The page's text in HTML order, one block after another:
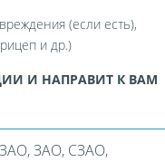
(если есть),
и др.)
И НАПРАВИТ К ВАМ
ЗАО, СЗАО,